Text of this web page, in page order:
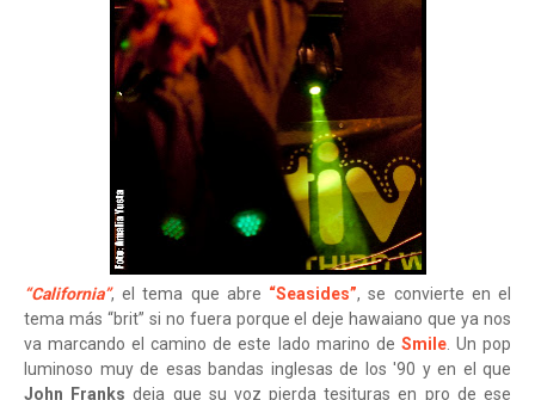
“California”, el tema que abre “Seasides”, se convierte en el
tema más “brit” si no fuera porque el deje hawaiano que ya nos
va marcando el camino de este lado marino de Smile. Un pop
luminoso muy de esas bandas inglesas de los '90 y en el que
John Franks deja que su voz pierda tesituras en pro de ese